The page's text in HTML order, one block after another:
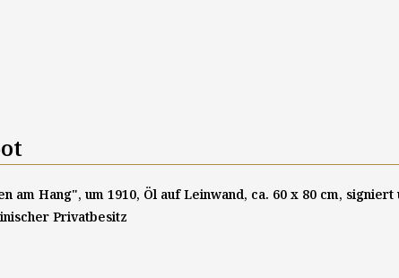
am Hang", um 1910, Öl auf Leinwand, ca. 60 x 80 cm,
Privatbesitz